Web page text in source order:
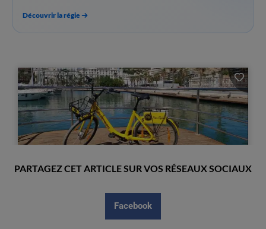
Découvrir la régie
PARTAGEZ CET ARTICLE SUR VOS RÉSEAUX SOCIAUX
Facebook